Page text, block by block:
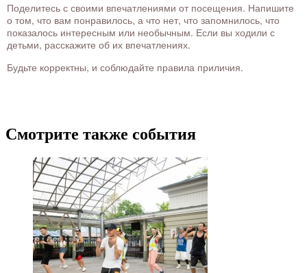
Поделитесь с своими впечатлениями от посещения. Напишите
о том, что вам понравилось, а что нет, что запомнилось, что
показалось интересным или необычным. Если вы ходили с
детьми, расскажите об их впечатлениях.
Будьте корректны, и соблюдайте правила приличия.
Смотрите также события